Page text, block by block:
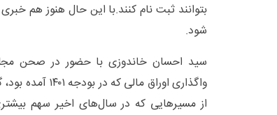
بتوانند ثبت نام کنند.با این حال هنوز هم
شود.
واگذاری اوراق
از مسیرهایی که در سال‌های اخیر سهم